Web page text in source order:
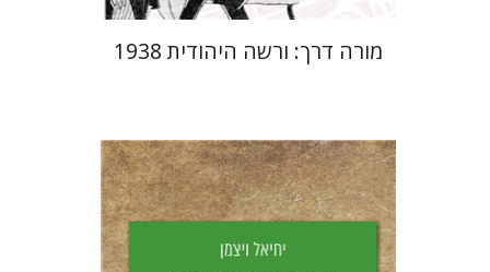
מורה דרך: ורשה היהודית 1938
יחיאל ויצמן
יפעת וייס